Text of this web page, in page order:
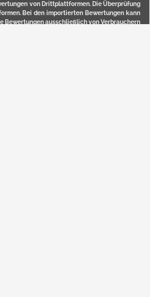
von Drittplattformen. Die Überprüfung
Bei den importierten Bewertungen kann
Bewertungen ausschließlich von Verbrauchern